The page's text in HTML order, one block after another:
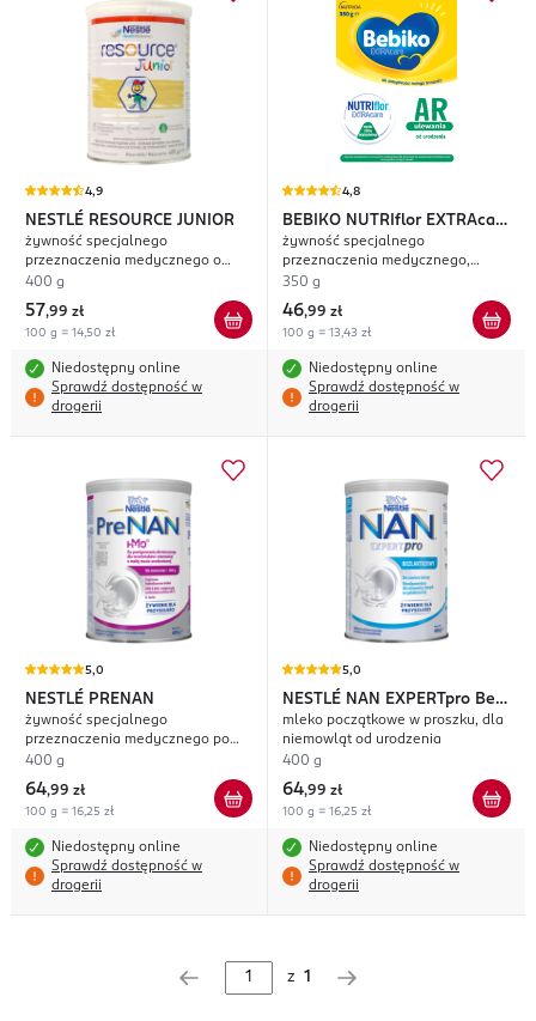
4,9
NESTLÉ RESOURCE JUNIOR
żywność specjalnego
przeznaczenia medycznego o
smaku waniliowym, dla dzieci po
400 g
57,99 zł
100 g = 14,50 zł
Niedostępny online
Sprawdź dostępność w
drogerii
4,8
BEBIKO NUTRIflor EXTRAcare
AR
żywność specjalnego
przeznaczenia medycznego,
przeciw ulewaniom, od urodzenia
350 g
46,99 zł
100 g = 13,43 zł
Niedostępny online
Sprawdź dostępność w
drogerii
5,0
NESTLÉ PRENAN
żywność specjalnego
przeznaczenia medycznego po
wypisie ze szpitala, z HMO, dla
400 g
64,99 zł
100 g = 16,25 zł
Niedostępny online
Sprawdź dostępność w
drogerii
5,0
NESTLÉ NAN
EXPERTpro Bez
Laktozy
mleko początkowe w proszku, dla
niemowląt od urodzenia
400 g
64,99 zł
100 g = 16,25 zł
Niedostępny online
Sprawdź dostępność w
drogerii
z 1